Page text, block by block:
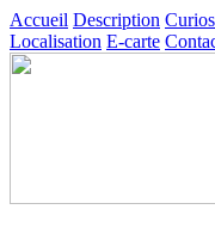
Accueil Description
Localisation E-carte